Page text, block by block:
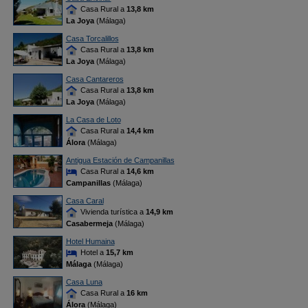
Casa Rural a 13,8 km
La Joya(Málaga)
Casa Torcalillos
Casa Rural a 13,8 km
La Joya(Málaga)
Casa Cantareros
Casa Rural a 13,8 km
La Joya(Málaga)
La Casa de Loto
Casa Rural a 14,4 km
Álora(Málaga)
Antigua Estación de Campanillas
Casa Rural a 14,6 km
Campanillas(Málaga)
Casa Caral
Vivienda turística a 14,9 km
Casabermeja(Málaga)
Hotel Humaina
Hotel a 15,7 km
Málaga(Málaga)
Casa Luna
Casa Rural a 16 km
Álora(Málaga)